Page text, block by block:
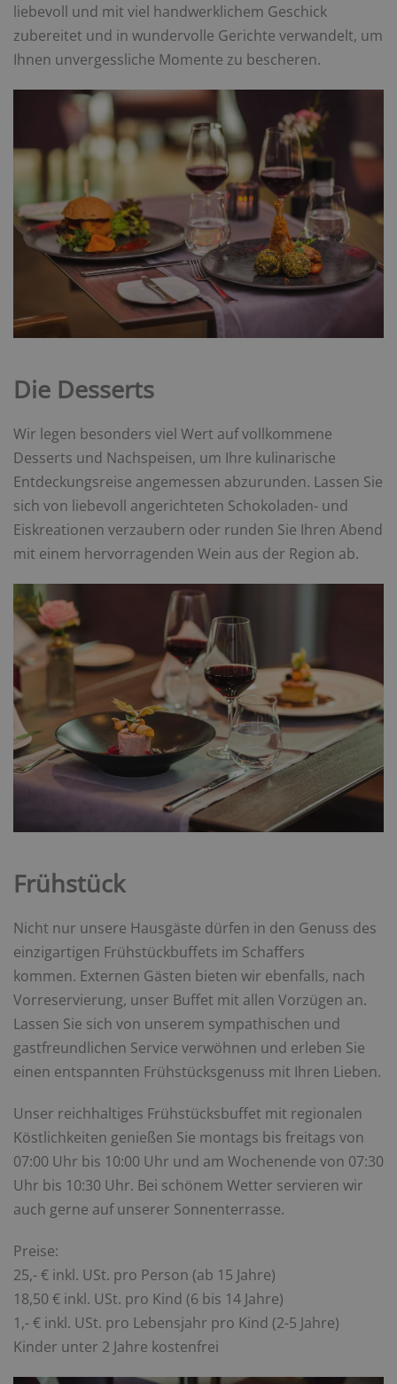
liebevoll und mit viel handwerklichem Geschick
zubereitet und in wundervolle Gerichte verwandelt, um
Ihnen unvergessliche Momente zu bescheren.
Die Desserts
Wir legen besonders viel Wert auf vollkommene
Desserts und Nachspeisen, um Ihre kulinarische
Entdeckungsreise angemessen abzurunden. Lassen Sie
sich von liebevoll angerichteten Schokoladen- und
Eiskreationen verzaubern oder runden Sie Ihren Abend
mit einem hervorragenden Wein aus der Region ab.
Frühstück
Nicht nur unsere Hausgäste dürfen in den Genuss des
einzigartigen Frühstückbuffets im Schaffers
kommen. Externen Gästen bieten wir ebenfalls, nach
Vorreservierung, unser Buffet mit allen Vorzügen an.
Lassen Sie sich von unserem sympathischen und
gastfreundlichen Service verwöhnen und erleben Sie
einen entspannten Frühstücksgenuss mit Ihren Lieben.
Unser reichhaltiges Frühstücksbuffet mit regionalen
Köstlichkeiten genießen Sie montags bis freitags von
07:00 Uhr bis 10:00 Uhr und am Wochenende von 07:30
Uhr bis 10:30 Uhr. Bei schönem Wetter servieren wir
auch gerne auf unserer Sonnenterrasse.
Preise:
25,- € inkl. USt. pro Person (ab 15 Jahre)
18,50 € inkl. USt. pro Kind (6 bis 14 Jahre)
1,- € inkl. USt. pro Lebensjahr pro Kind (2-5 Jahre)
Kinder unter 2 Jahre kostenfrei